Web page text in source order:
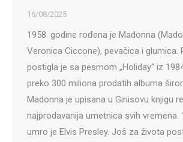
16/08/2025
1958. godine rođena je Madonna
Veronica Ciccone), pevačica i glumica.
postigla je sa pesmom „Holiday“ iz
preko 300 miliona prodatih albuma
Madonna je upisana u Ginisovu knjigu
najprodavanija umetnica svih vremena.
umro je Elvis Presley. Još za života